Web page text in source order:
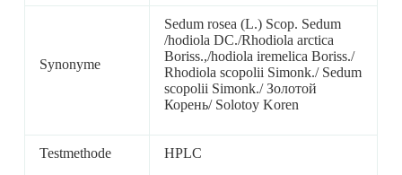
Synonyme
Sedum rosea (L.) Scop. Sedum
/hodiola DC./Rhodiola arctica
Boriss.,/hodiola iremelica Boriss./
Rhodiola scopolii Simonk./ Sedum
scopolii Simonk./ Золотой
Корень/ Solotoy Koren
Testmethode HPLC